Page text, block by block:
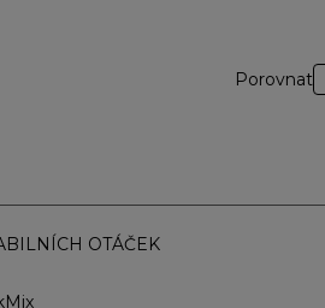
Porovnat
OTÁČEK